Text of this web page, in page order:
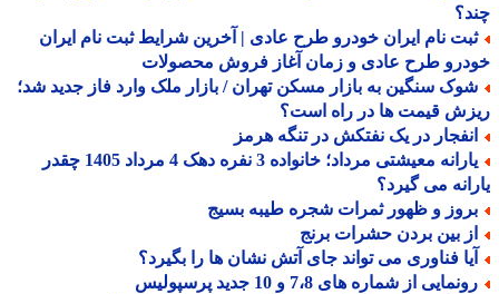
نام ایران خودرو طرح عادی | آخرین شرایط ثبت نام ایران
طرح عادی و زمان آغاز فروش محصولات
سنگین به بازار مسکن تهران / بازار ملک وارد فاز جدید شد؛
قیمت ها در راه است؟
در یک نفتکش در تنگه هرمز
یارانه معیشتی مرداد؛ خانواده 3 نفره دهک 4 مرداد 1405 چقدر
می گیرد؟
و ظهور ثمرات شجره طیبه بسیج
بین بردن حشرات برنج
فناوری می تواند جای آتش نشان ها را بگیرد؟
از شماره های 7،8 و 10 جدید پرسپولیس